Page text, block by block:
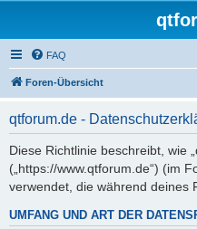
FAQ
Foren-Übersicht
qtforum.de -
Diese Richtlinie beschreibt, wie
(„https://www.qtforum.de“) (im
verwendet, die während deines
UMFANG UND ART DER